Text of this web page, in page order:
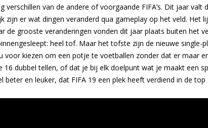
verschillen van de andere of voorgaande FIFA’s. Dit jaar valt
zijn er wat dingen veranderd qua gameplay op het veld. Het
de grooste veranderingen vonden dit jaar plaats buiten het
heel tof. Maar het tofste zijn de nieuwe single-
voor kiezen om een potje te voetballen zonder dat er maar
16 dubbel tellen, of dat je bij elk doelpunt wat je maakt een
beter en leuker, dat FIFA 19 een plek heeft verdiend in de top